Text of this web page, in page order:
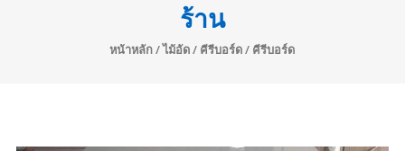
ร้าน
หน้าหลัก/ไม้อัด/ คีรีบอร์ด/ คีรีบอร์ด